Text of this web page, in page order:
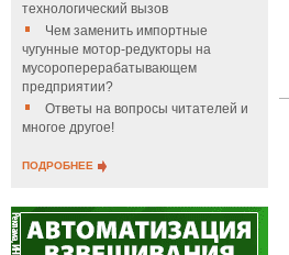
технологический вызов
Чем заменить импортные
чугунные мотор-редукторы на
мусороперерабатывающем
предприятии?
Ответы на вопросы читателей и
многое другое!
ПОДРОБНЕЕ